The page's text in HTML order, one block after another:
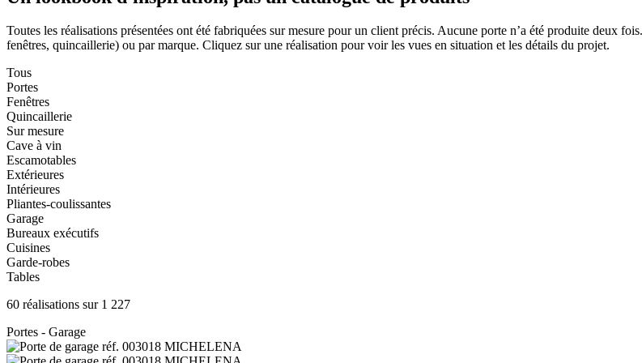
Toutes les réalisations présentées ont été fabriquées sur mesure pour un client précis. Aucune porte n’a été produite deux
fenêtres, quincaillerie) ou par marque. Cliquez sur une réalisation pour voir les vues en situation et les détails du projet.
Tous
Portes
Fenêtres
Quincaillerie
Sur mesure
Cave à vin
Escamotables
Extérieures
Intérieures
Pliantes-coulissantes
Garage
Bureaux exécutifs
Cuisines
Garde-robes
Tables
60 réalisations sur 1 227
Portes - Garage